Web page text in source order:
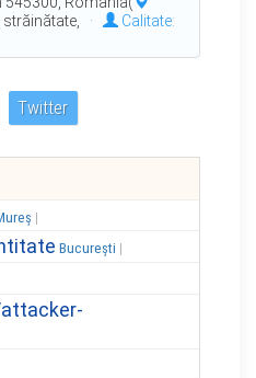
străinătate, ·
Calitate:
Twitter
București